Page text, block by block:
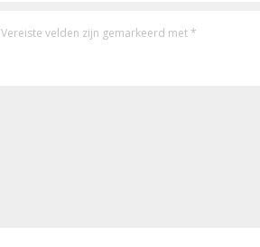
Vereiste velden zijn gemarkeerd met *